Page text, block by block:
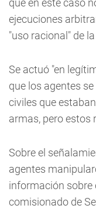
que en este caso
ejecuciones
"uso racional" de
Se actuó "en
que los agentes
civiles que
armas, pero estos
Sobre el
agentes
información sobre
comisionado de